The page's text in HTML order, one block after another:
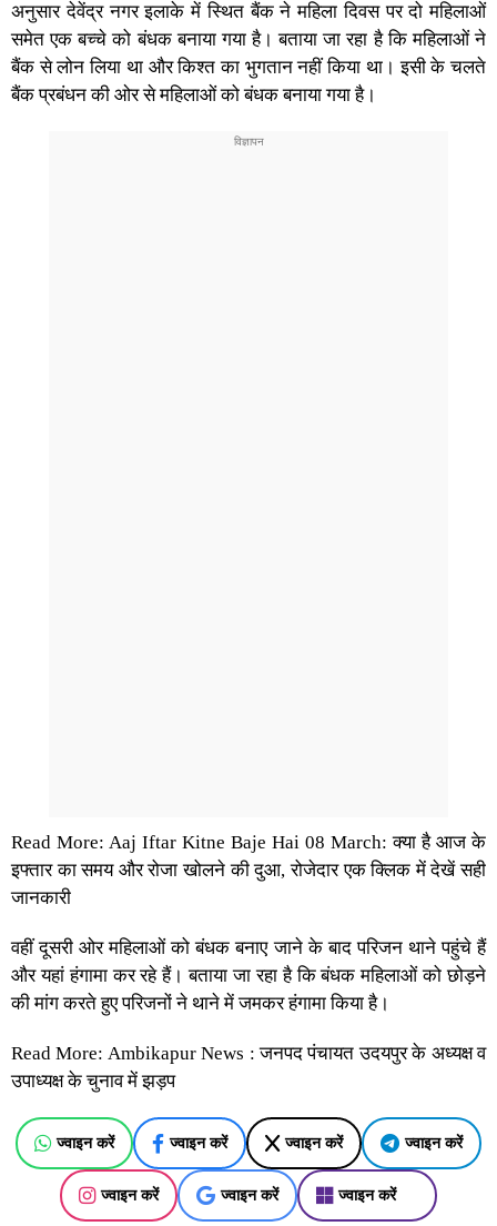
अनुसार देवेंद्र नगर इलाके में स्थित बैंक ने महिला दिवस पर दो महिलाओं
समेत एक बच्चे को बंधक बनाया गया है। बताया जा रहा है कि महिलाओं ने
बैंक से लोन लिया था और किश्त का भुगतान नहीं किया था। इसी के चलते
बैंक प्रबंधन की ओर से महिलाओं को बंधक बनाया गया है।
Read More: Aaj Iftar Kitne Baje Hai 08 March: क्या है आज के
इफ्तार का समय और रोजा खोलने की दुआ, रोजेदार एक क्लिक में देखें सही
जानकारी
वहीं दूसरी ओर महिलाओं को बंधक बनाए जाने के बाद परिजन थाने पहुंचे हैं
और यहां हंगामा कर रहे हैं। बताया जा रहा है कि बंधक महिलाओं को छोड़ने
की मांग करते हुए परिजनों ने थाने में जमकर हंगामा किया है।
Read More: Ambikapur News : जनपद पंचायत उदयपुर के अध्यक्ष व
उपाध्यक्ष के चुनाव में झड़प
ज्वाइन करें ज्वाइन करें ज्वाइन करें ज्वाइन करें
ज्वाइन करें ज्वाइन करें ज्वाइन करें